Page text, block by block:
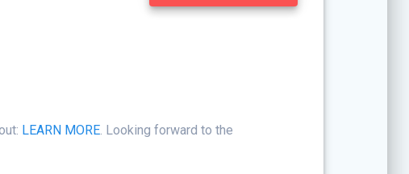
LEARN MORE. Looking forward to the